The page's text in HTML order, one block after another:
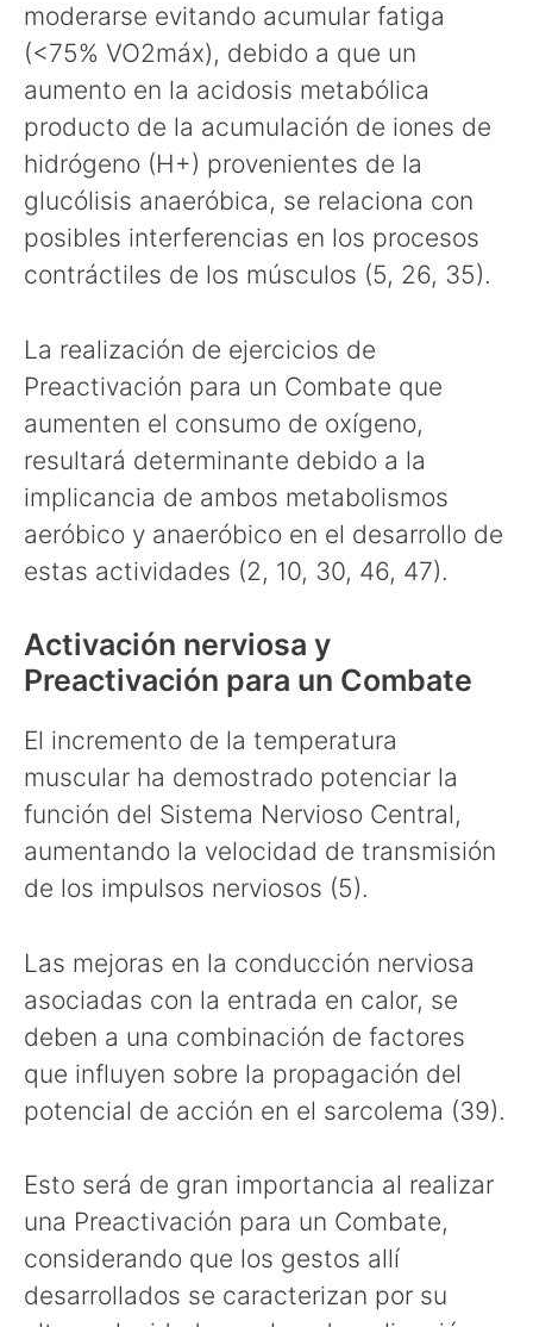
moderarse evitando acumular fatiga
(<75% VO2máx), debido a que un
aumento en la acidosis metabólica
producto de la acumulación de iones de
hidrógeno (H+) provenientes de la
glucólisis anaeróbica, se relaciona con
posibles interferencias en los procesos
contráctiles de los músculos (5, 26, 35).
La realización de ejercicios de
Preactivación para un Combate que
aumenten el consumo de oxígeno,
resultará determinante debido a la
implicancia de ambos metabolismos
aeróbico y anaeróbico en el desarrollo de
estas actividades (2, 10, 30, 46, 47).
Activación nerviosa y
Preactivación para un Combate
El incremento de la temperatura
muscular ha demostrado potenciar la
función del Sistema Nervioso Central,
aumentando la velocidad de transmisión
de los impulsos nerviosos (5).
Las mejoras en la conducción nerviosa
asociadas con la entrada en calor, se
deben a una combinación de factores
que influyen sobre la propagación del
potencial de acción en el sarcolema (39).
Esto será de gran importancia al realizar
una Preactivación para un Combate,
considerando que los gestos allí
desarrollados se caracterizan por su